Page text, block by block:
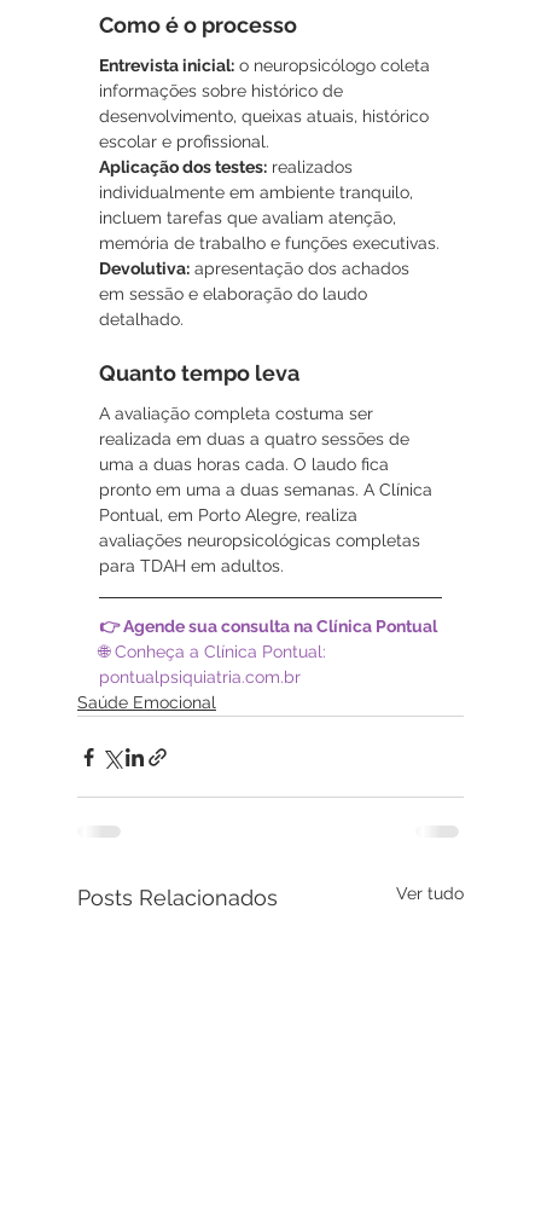
Como é o processo
Entrevista inicial: o neuropsicólogo coleta
informações sobre histórico de
desenvolvimento, queixas atuais, histórico
escolar e profissional.
Aplicação dos testes: realizados
individualmente em ambiente tranquilo,
incluem tarefas que avaliam atenção,
memória de trabalho e funções executivas.
Devolutiva: apresentação dos achados
em sessão e elaboração do laudo
detalhado.
Quanto tempo leva
A avaliação completa costuma ser
realizada em duas a quatro sessões de
uma a duas horas cada. O laudo fica
pronto em uma a duas semanas. A Clínica
Pontual, em Porto Alegre, realiza
avaliações neuropsicológicas completas
para TDAH em adultos.
👉 Agende sua consulta na Clínica Pontual
🌐 Conheça a Clínica Pontual:
pontualpsiquiatria.com.br
Saúde Emocional
Posts Relacionados Ver tudo